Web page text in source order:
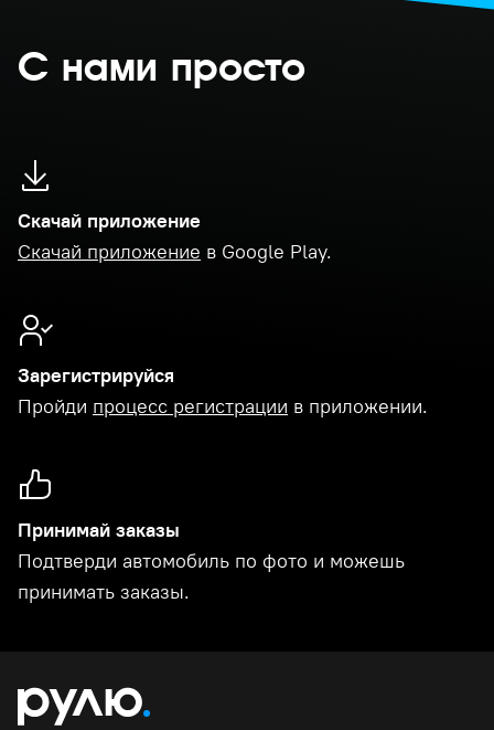
С нами просто
Скачай приложение
Скачай приложение в Google Play.
Зарегистрируйся
Пройди процесс регистрации в приложении.
Принимай заказы
Подтверди автомобиль по фото и можешь
принимать заказы.